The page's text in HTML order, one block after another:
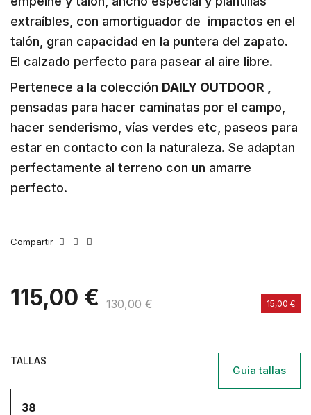
extraíbles, con amortiguador de impactos en el
talón, gran capacidad en la puntera del zapato.
El calzado perfecto para pasear al aire libre.
Pertenece a la colección DAILY OUTDOOR ,
pensadas para hacer caminatas por el campo,
hacer senderismo, vías verdes etc, paseos para
estar en contacto con la naturaleza. Se adaptan
perfectamente al terreno con un amarre
perfecto.
Compartir
115,00 € 130,00 € 15,00 €
TALLAS
Guia tallas
38